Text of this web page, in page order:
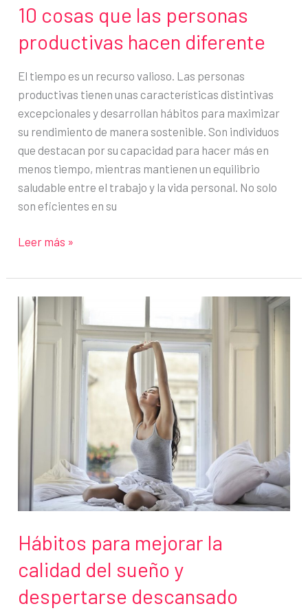
10 cosas que las personas
productivas hacen diferente
El tiempo es un recurso valioso. Las personas
productivas tienen unas características distintivas
excepcionales y desarrollan hábitos para maximizar
su rendimiento de manera sostenible. Son individuos
que destacan por su capacidad para hacer más en
menos tiempo, mientras mantienen un equilibrio
saludable entre el trabajo y la vida personal. No solo
son eficientes en su
10
que
las
personas
productivas
hacen
diferente
Leer más »
Hábitos para mejorar la
calidad del sueño y
despertarse descansado